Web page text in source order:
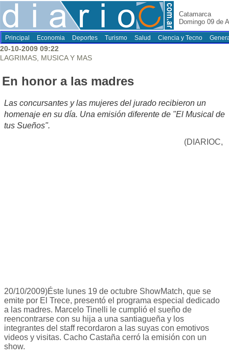
Catamarca
Domingo 09 de
Principal Economia Deportes Turismo Salud Ciencia y Tecno
20-10-2009 09:22
LAGRIMAS, MUSICA Y MAS
En honor a las madres
Las concursantes y las mujeres del jurado recibieron un
homenaje en su día. Una emisión diferente de "El Musical de
tus Sueños".
(DIARIOC,
20/10/2009)Éste lunes 19 de octubre ShowMatch, que se
emite por El Trece, presentó el programa especial dedicado
a las madres. Marcelo Tinelli le cumplió el sueño de
reencontrarse con su hija a una santiagueña y los
integrantes del staff recordaron a las suyas con emotivos
videos y visitas. Cacho Castaña cerró la emisión con un
show.